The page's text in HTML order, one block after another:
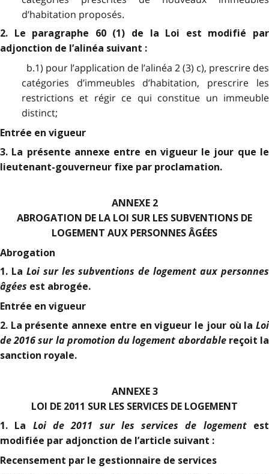
d’habitation proposés.
2. Le paragraphe 60 (1) de la Loi est modifié par
adjonction de l’alinéa suivant :
b.1) pour l’application de l’alinéa 2 (3) c), prescrire des
catégories d’immeubles d’habitation, prescrire les
restrictions et régir ce qui constitue un immeuble
distinct;
Entrée en vigueur
3. La présente annexe entre en vigueur le jour que le
lieutenant-gouverneur fixe par proclamation.
ANNEXE 2
ABROGATION DE LA LOI SUR LES SUBVENTIONS DE
LOGEMENT AUX PERSONNES ÂGÉES
Abrogation
1. La Loi sur les subventions de logement aux personnes
âgées est abrogée.
Entrée en vigueur
2. La présente annexe entre en vigueur le jour où la Loi
de 2016 sur la promotion du logement abordablereçoit la
sanction royale.
ANNEXE 3
LOI DE 2011 SUR LES SERVICES DE LOGEMENT
1. La Loi de 2011 sur les services de logementest
modifiée par adjonction de l’article suivant :
Recensement par le gestionnaire de services